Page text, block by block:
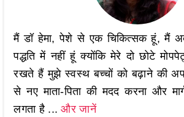
मैं डॉ हेमा, पेशे से एक चिकित्सक हूं, मैं
पद्धति में नहीं हूं क्योंकि मेरे दो छोटे
रखते हैं मुझे स्वस्थ बच्चों को बढ़ाने की
से नए माता-पिता की मदद करना और
लगता है ...और जानें